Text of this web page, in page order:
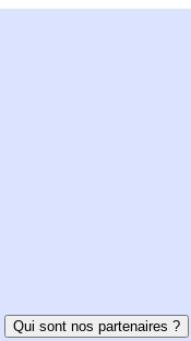
Qui sont nos partenaires ?